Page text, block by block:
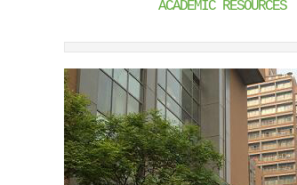
ACADEMIC RESOURCES